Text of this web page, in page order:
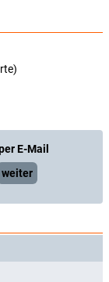
E-Mail
weiter